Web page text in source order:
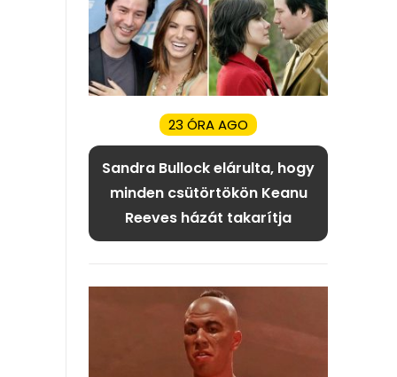
23 ÓRA AGO
Sandra Bullock elárulta, hogy
minden csütörtökön Keanu
Reeves házát takarítja